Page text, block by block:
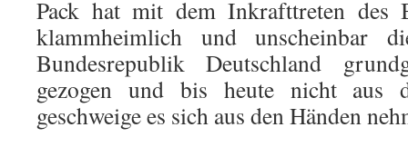
Pack hat mit dem Inkrafttreten des
klammheimlich und unscheinbar
Bundesrepublik Deutschland
gezogen und bis heute nicht aus
geschweige es sich aus den Händen